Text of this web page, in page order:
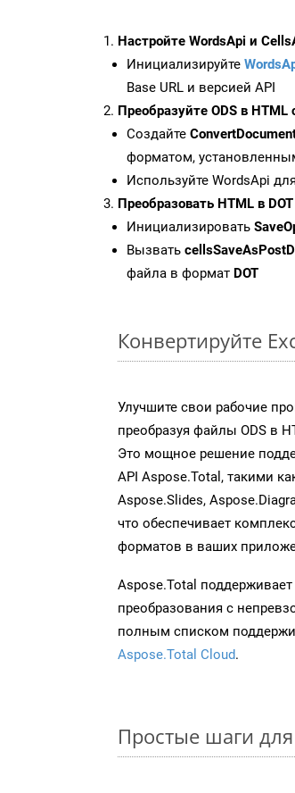
Настройте WordsApi и
Инициализируйте
Base URL и версией API
Преобразуйте ODS в HTML
Создайте
форматом,
Используйте WordsApi
Преобразовать HTML в
Инициализировать
Вызвать
файла в формат DOT
Конвертируйте
Улучшите свои рабочие
преобразуя файлы ODS в
Это мощное решение
API Aspose.Total, такими
Aspose.Slides,
что обеспечивает
форматов в ваших
Aspose.Total
преобразования с
полным списком
Aspose.Total Cloud.
Простые шаги